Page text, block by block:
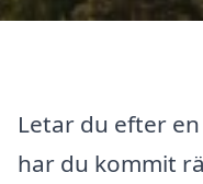
Letar du efter
har du kommit